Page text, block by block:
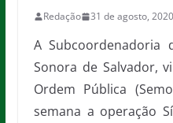
Redação 31 de agosto, 2020
A Subcoordenadoria
Sonora de Salvador,
Ordem Pública
semana a operação